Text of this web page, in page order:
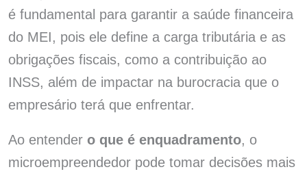
é fundamental para garantir a saúde financeira
do MEI, pois ele define a carga tributária e as
obrigações fiscais, como a contribuição ao
INSS, além de impactar na burocracia que o
empresário terá que enfrentar.
Ao entender o que é enquadramento, o
microempreendedor pode tomar decisões mais